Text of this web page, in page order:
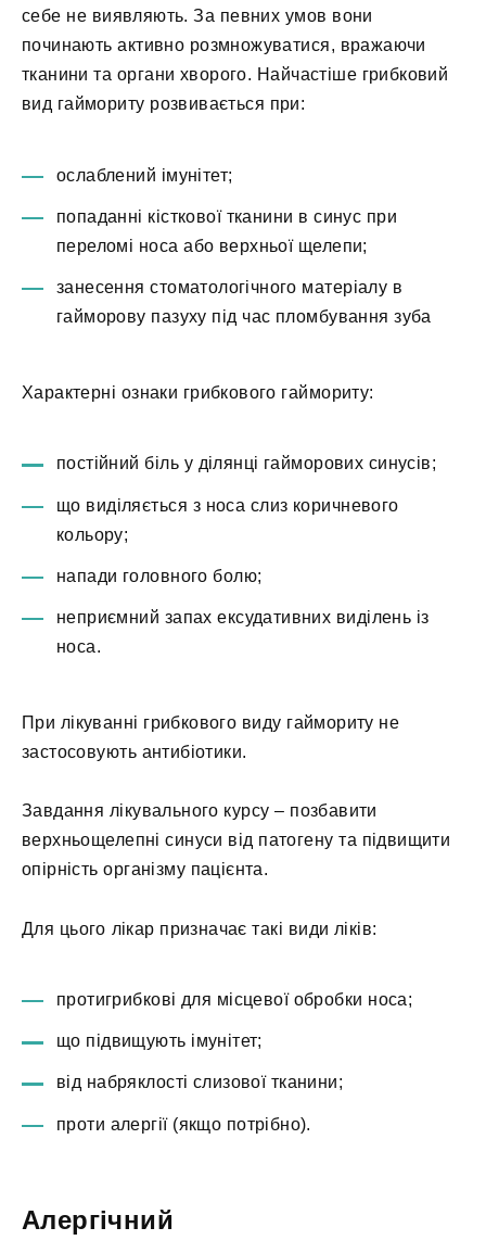
себе не виявляють. За певних умов вони
починають активно розмножуватися, вражаючи
тканини та органи хворого. Найчастіше грибковий
вид гаймориту розвивається при:
ослаблений імунітет;
попаданні кісткової тканини в синус при
переломі носа або верхньої щелепи;
занесення стоматологічного матеріалу в
гайморову пазуху під час пломбування зуба
Характерні ознаки грибкового гаймориту:
постійний біль у ділянці гайморових синусів;
що виділяється з носа слиз коричневого
кольору;
напади головного болю;
неприємний запах ексудативних виділень із
носа.
При лікуванні грибкового виду гаймориту не
застосовують антибіотики.
Завдання лікувального курсу – позбавити
верхньощелепні синуси від патогену та підвищити
опірність організму пацієнта.
Для цього лікар призначає такі види ліків:
протигрибкові для місцевої обробки носа;
що підвищують імунітет;
від набряклості слизової тканини;
проти алергії (якщо потрібно).
Алергічний